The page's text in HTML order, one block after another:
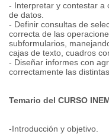
- Interpretar y contestar a
de datos.
- Definir consultas de
correcta de las
subformularios,
cajas de texto, cuadros
- Diseñar informes con
correctamente las
Temario del CURSO
-Introducción y objetivo.